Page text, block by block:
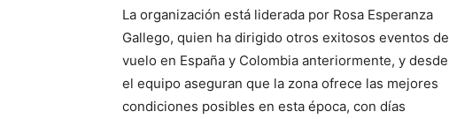
La organización está liderada por Rosa Esperanza
Gallego, quien ha dirigido otros exitosos eventos de
vuelo en España y Colombia anteriormente, y desde
el equipo aseguran que la zona ofrece las mejores
condiciones posibles en esta época, con días